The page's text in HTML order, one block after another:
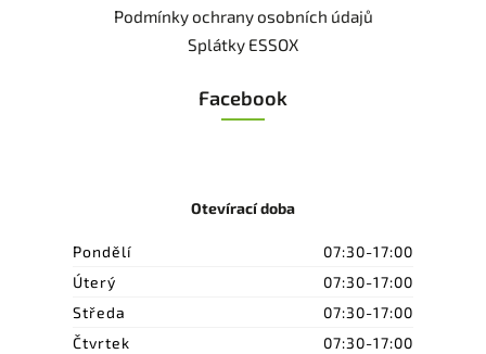
Podmínky ochrany osobních údajů
Splátky ESSOX
Facebook
Otevírací doba
Pondělí
07:30-17:00
Úterý
07:30-17:00
Středa
07:30-17:00
Čtvrtek
07:30-17:00